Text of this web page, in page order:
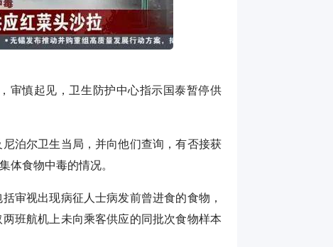
审慎起见，卫生防护中心指示国泰暂停供
泊尔卫生当局，并向他们查询，有否接获
食物中毒的情况。
审视出现病征人士病发前曾进食的食物，
班航机上未向乘客供应的同批次食物样本